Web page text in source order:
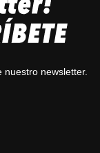
newsletter.